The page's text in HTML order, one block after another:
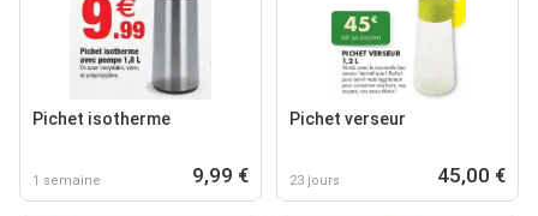
Pichet isotherme
1 semaine 9,99 €
Pichet verseur
23 jours 45,00 €